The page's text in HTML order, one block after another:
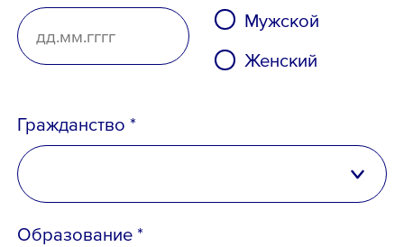
Мужской
Женский
Гражданство *
Образование *